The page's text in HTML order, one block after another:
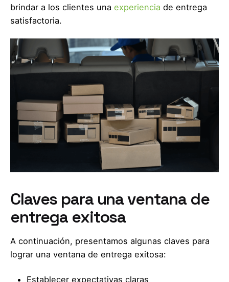
brindar a los clientes una experiencia de entrega
satisfactoria.
Claves para una ventana de
entrega exitosa
A continuación, presentamos algunas claves para
lograr una ventana de entrega exitosa:
Establecer expectativas claras